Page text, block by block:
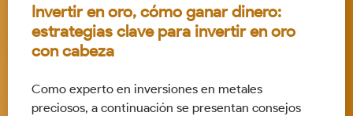
Invertir en oro, cómo ganar dinero:
estrategias clave para invertir en oro
con cabeza
Como experto en inversiones en metales
preciosos, a continuación se presentan consejos